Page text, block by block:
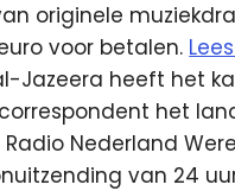
originele
voor betalen.
Jazeera heeft het
het
Nederland
van 24